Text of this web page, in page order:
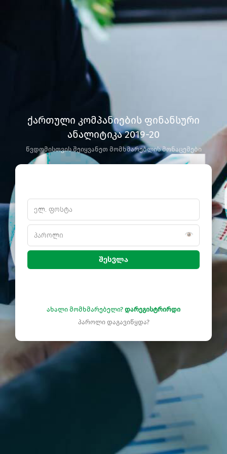
ქართული კომპანიების ფინანსური
ანალიტიკა 2019-20
წვდომისთვის შეიყვანეთ მომხმარებლის მონაცემები
შესვლა
ახალი მომხმარებელი? დარეგისტრირდი
პაროლი დაგავიწყდა?